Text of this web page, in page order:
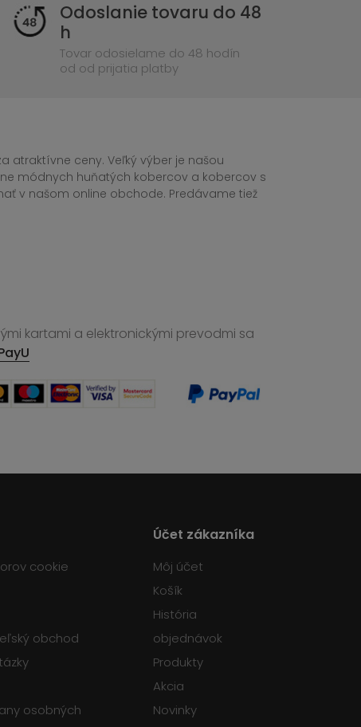
Odoslanie tovaru do 48
h
Tovar odosielame do 48 hodín
od od prijatia platby
atraktívne ceny. Veľký výber je našou
módnych huňatých kobercov a kobercov s
v našom online obchode. Predávame tiež
kartami a elektronickými prevodmi sa
cookie
obchod
osobných
Účet zákazníka
Môj účet
Košík
História
objednávok
Produkty
Akcia
Novinky